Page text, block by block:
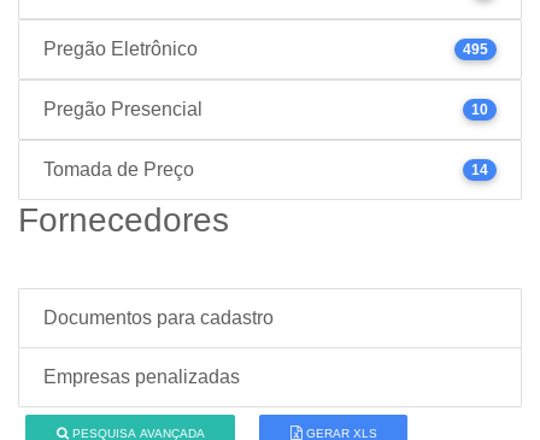
Pregão Eletrônico 495
Pregão Presencial 10
Tomada de Preço 14
Fornecedores
Documentos para cadastro
Empresas penalizadas
PESQUISA AVANÇADA GERAR XLS